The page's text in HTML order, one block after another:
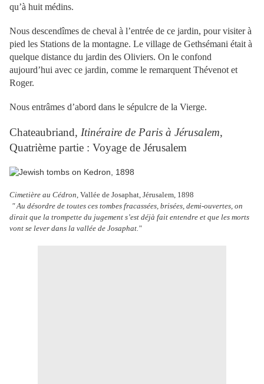
qu’à huit médins.
Nous descendîmes de cheval à l’entrée de ce jardin, pour visiter à
pied les Stations de la montagne. Le village de Gethsémani était à
quelque distance du jardin des Oliviers. On le confond
aujourd’hui avec ce jardin, comme le remarquent Thévenot et
Roger.
Nous entrâmes d’abord dans le sépulcre de la Vierge.
Chateaubriand, Itinéraire de Paris à Jérusalem,
Quatrième partie : Voyage de Jérusalem
Cimetière au Cédron, Vallée de Josaphat, Jérusalem, 1898
" Au désordre de toutes ces tombes fracassées, brisées, demi-ouvertes, on
dirait que la trompette du jugement s’est déjà fait entendre et que les morts
vont se lever dans la vallée de Josaphat."